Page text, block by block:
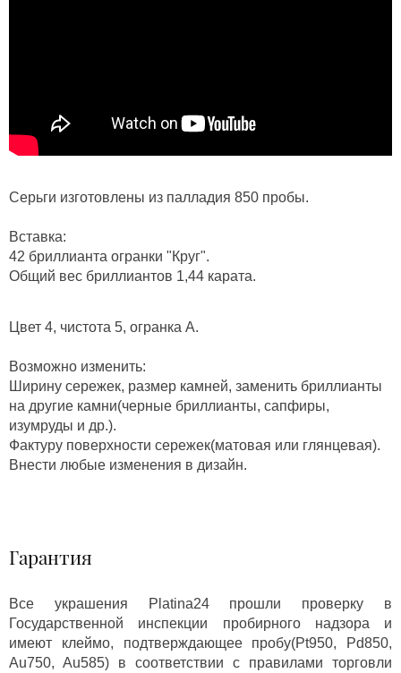
Серьги изготовлены из палладия 850 пробы.
Вставка:
42 бриллианта огранки "Круг".
Общий вес бриллиантов 1,44 карата.
Цвет 4, чистота 5, огранка А.
Возможно изменить:
Ширину сережек, размер камней, заменить бриллианты
на другие камни(черные бриллианты, сапфиры,
изумруды и др.).
Фактуру поверхности сережек(матовая или глянцевая).
Внести любые изменения в дизайн.
Гарантия
Все украшения Platina24 прошли проверку в
Государственной инспекции пробирного надзора и
имеют клеймо, подтверждающее пробу(Pt950, Pd850,
Au750, Au585) в соответствии с правилами торговли